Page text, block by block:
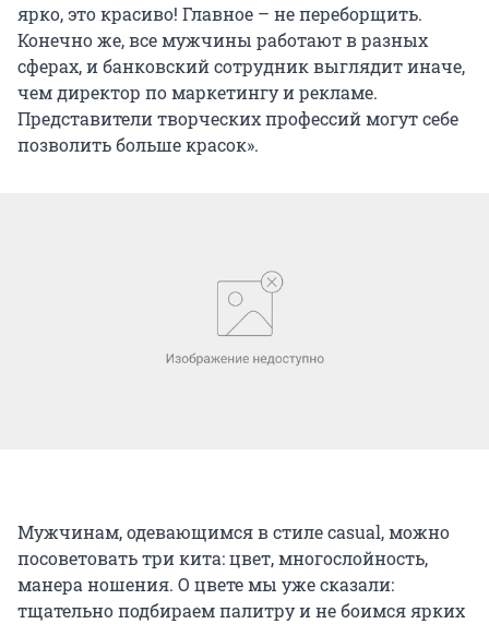
ярко, это красиво! Главное – не переборщить.
Конечно же, все мужчины работают в разных
сферах, и банковский сотрудник выглядит иначе,
чем директор по маркетингу и рекламе.
Представители творческих профессий могут себе
позволить больше красок».
Мужчинам, одевающимся в стиле casual, можно
посоветовать три кита: цвет, многослойность,
манера ношения. О цвете мы уже сказали:
тщательно подбираем палитру и не боимся ярких